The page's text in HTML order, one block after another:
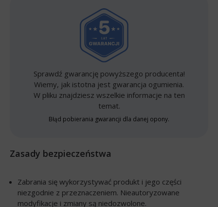
Sprawdź gwarancję powyższego producenta!
Wiemy, jak istotna jest gwarancja ogumienia.
W pliku znajdziesz wszelkie informacje na ten
temat.
Błąd pobierania gwarancji dla danej opony.
Zasady bezpieczeństwa
Zabrania się wykorzystywać produkt i jego części
niezgodnie z przeznaczeniem. Nieautoryzowane
modyfikacje i zmiany są niedozwolone.